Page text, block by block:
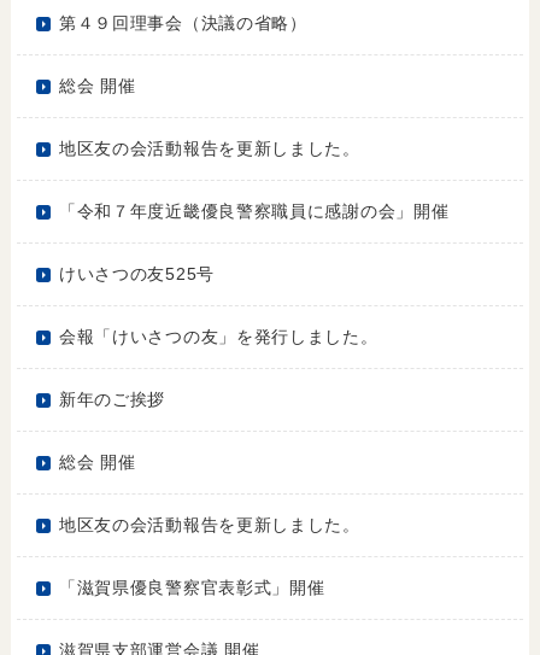
第４９回理事会（決議の省略）
総会 開催
地区友の会活動報告を更新しました。
「令和７年度近畿優良警察職員に感謝の会」開催
けいさつの友525号
会報「けいさつの友」を発行しました。
新年のご挨拶
総会 開催
地区友の会活動報告を更新しました。
「滋賀県優良警察官表彰式」開催
滋賀県支部運営会議 開催